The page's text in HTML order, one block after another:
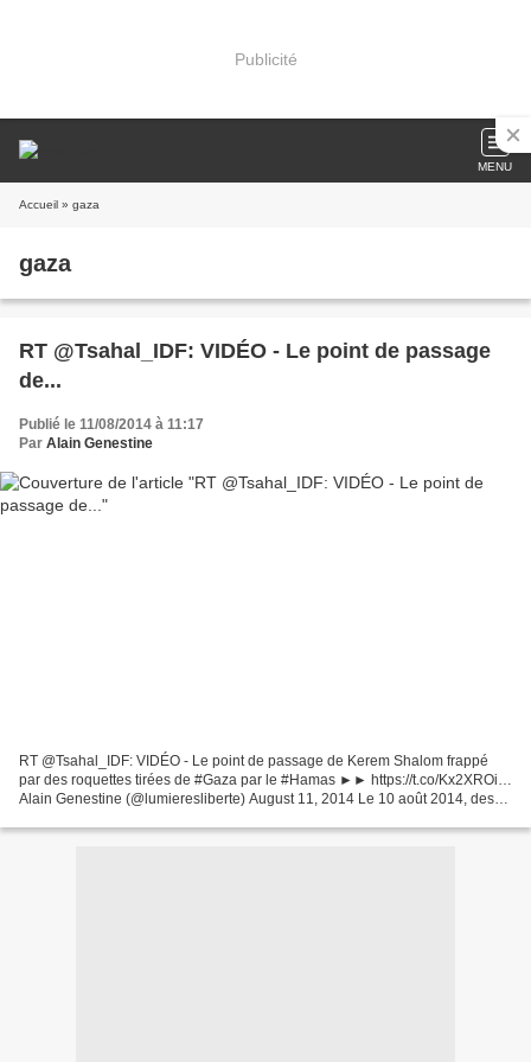
Publicité
MENU
Accueil » gaza
gaza
RT @Tsahal_IDF: VIDÉO - Le point de passage
de...
Publié le 11/08/2014 à 11:17
Par Alain Genestine
RT @Tsahal_IDF: VIDÉO - Le point de passage de Kerem Shalom frappé
par des roquettes tirées de #Gaza par le #Hamas ►► https://t.co/Kx2XROi…
Alain Genestine (@lumieresliberte) August 11, 2014 Le 10 août 2014, des